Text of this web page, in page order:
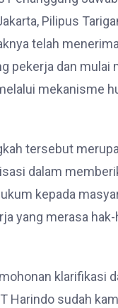
Pilipus
telah
pekerja dan mulai
mekanisme
tersebut
dalam
kepada
yang merasa
klarifikasi
Harindo sudah